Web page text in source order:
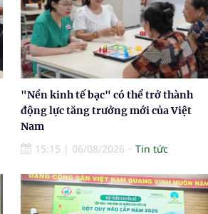
"Nền kinh tế bạc" có thể trở thành
động lực tăng trưởng mới của Việt
Nam
15:15 | 06/08/2026 Tin tức